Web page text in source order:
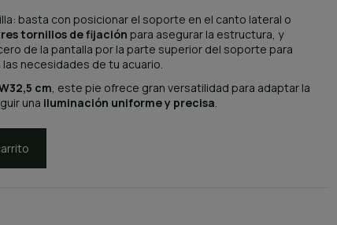
basta con posicionar el soporte en el canto lateral o
tornillos de fijación para asegurar la estructura, y
de la pantalla por la parte superior del soporte para
necesidades de tu acuario.
cm, este pie ofrece gran versatilidad para adaptar la
una iluminación uniforme y precisa.